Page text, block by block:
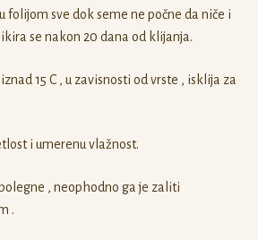
folijom sve dok seme ne počne da niče i
se nakon 20 dana od klijanja.
15 C , u zavisnosti od vrste , isklija za
i umerenu vlažnost.
, neophodno ga je zaliti
.